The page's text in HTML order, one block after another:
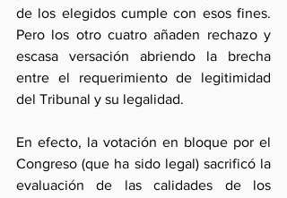
de los elegidos cumple con esos fines.
Pero los otro cuatro añaden rechazo y
escasa versación abriendo la brecha
entre el requerimiento de legitimidad
del Tribunal y su legalidad.
En efecto, la votación en bloque por el
Congreso (que ha sido legal) sacrificó la
evaluación de las calidades de los